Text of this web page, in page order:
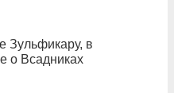
Зульфикару, в
о Всадниках